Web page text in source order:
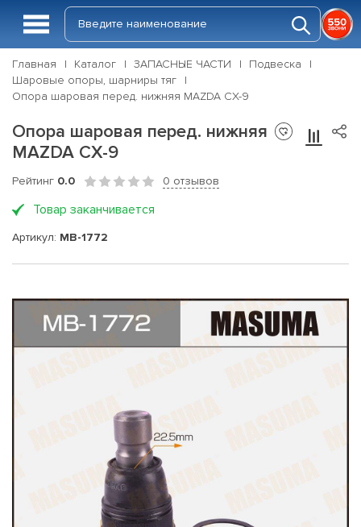
Главная Каталог ЗАПАСНЫЕ ЧАСТИ
Подвеска
Шаровые опоры, шарниры тяг
Опора шаровая перед. нижняя MAZDA CX-9
Опора шаровая перед. нижняя
MAZDA CX-9
Рейтинг 0.0 0 отзывов
Товар заканчивается
Артикул: MB-1772